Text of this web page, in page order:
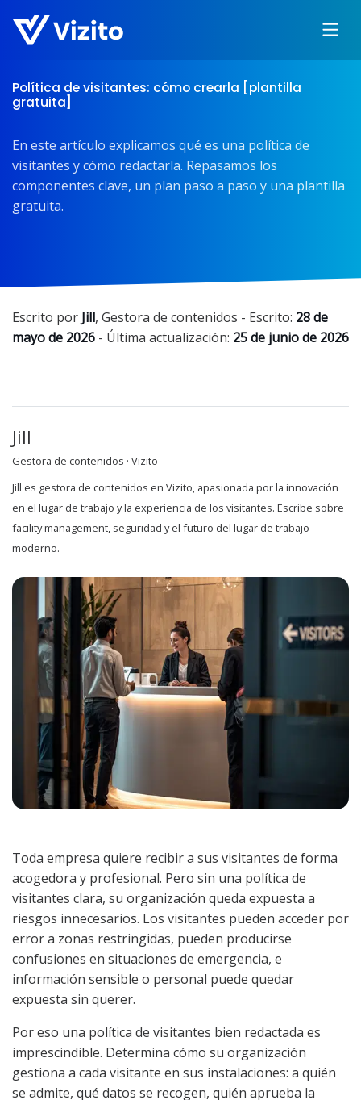
Política de visitantes: cómo crearla [plantilla
gratuita]
En este artículo explicamos qué es una política de
visitantes y cómo redactarla. Repasamos los
componentes clave, un plan paso a paso y una plantilla
gratuita.
Escrito por Jill, Gestora de contenidos - Escrito: 28 de
mayo de 2026 - Última actualización: 25 de junio de 2026
Toda empresa quiere recibir a sus visitantes de forma
acogedora y profesional. Pero sin una política de
visitantes clara, su organización queda expuesta a
riesgos innecesarios. Los visitantes pueden acceder por
error a zonas restringidas, pueden producirse
confusiones en situaciones de emergencia, e
información sensible o personal puede quedar
expuesta sin querer.
Por eso una política de visitantes bien redactada es
imprescindible. Determina cómo su organización
gestiona a cada visitante en sus instalaciones: a quién
se admite, qué datos se recogen, quién aprueba la
Jill
Gestora de contenidos · Vizito
Jill es gestora de contenidos en Vizito, apasionada por la innovación
en el lugar de trabajo y la experiencia de los visitantes. Escribe sobre
facility management, seguridad y el futuro del lugar de trabajo
moderno.